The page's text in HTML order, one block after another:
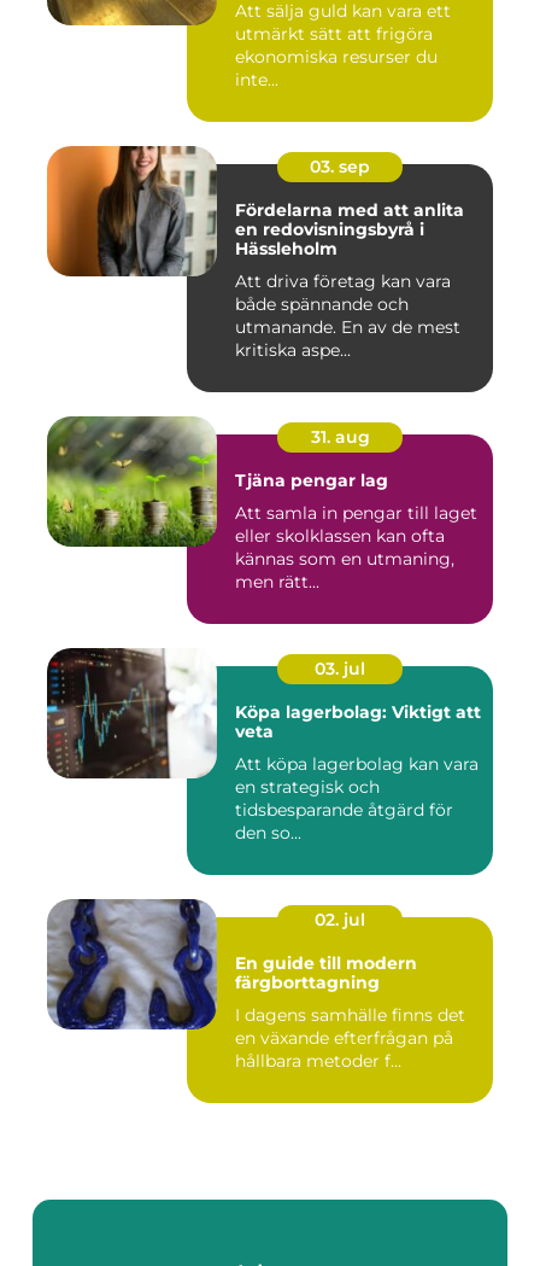
Att sälja guld kan vara ett
utmärkt sätt att frigöra
ekonomiska resurser du
inte...
03. sep
Fördelarna med att anlita
en redovisningsbyrå i
Hässleholm
Att driva företag kan vara
både spännande och
utmanande. En av de mest
kritiska aspe...
31. aug
Tjäna pengar lag
Att samla in pengar till laget
eller skolklassen kan ofta
kännas som en utmaning,
men rätt...
03. jul
Köpa lagerbolag: Viktigt att
veta
Att köpa lagerbolag kan vara
en strategisk och
tidsbesparande åtgärd för
den so...
02. jul
En guide till modern
färgborttagning
I dagens samhälle finns det
en växande efterfrågan på
hållbara metoder f...